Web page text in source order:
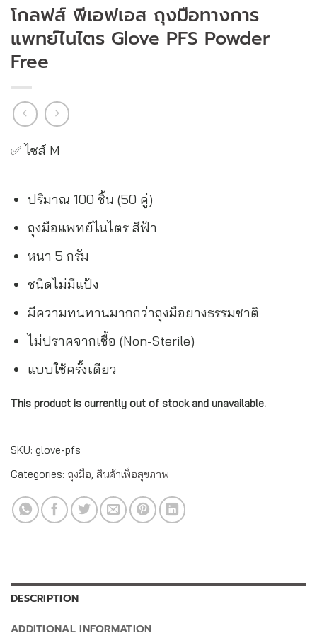
โกลฟส์ พีเอฟเอส ถุงมือทางการ
แพทย์ไนไตร Glove PFS Powder
Free
✅ ไซส์ M
ปริมาณ 100 ชิ้น (50 คู่)
ถุงมือแพทย์ไนไตร สีฟ้า
หนา 5 กรัม
ชนิดไม่มีแป้ง
มีความทนทานมากกว่าถุงมือยางธรรมชาติ
ไม่ปราศจากเชื้อ (Non-Sterile)
แบบใช้ครั้งเดียว
This product is currently out of stock and unavailable.
Alternative:
SKU: glove-pfs
Categories: ถุงมือ, สินค้าเพื่อสุขภาพ
DESCRIPTION
ADDITIONAL INFORMATION